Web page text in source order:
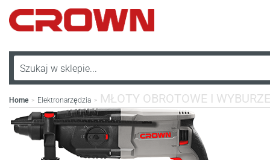
Home > Elektronarzędzia > MŁOTY OBROTOWE I